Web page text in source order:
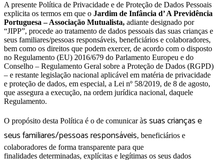
A presente Política de Privacidade e de Proteção de Dados Pessoais
explicita os termos em que o Jardim de Infância d’ A Previdência
Portuguesa – Associação Mutualista, adiante designado por
“JIPP”, procede ao tratamento de dados pessoais das suas crianças e
seus familiares/pessoas responsáveis, beneficiários e colaboradores,
bem como os direitos que podem exercer, de acordo com o disposto
no Regulamento (EU) 2016/679 do Parlamento Europeu e do
Conselho – Regulamento Geral sobre a Proteção de Dados (RGPD)
– e restante legislação nacional aplicável em matéria de privacidade
e proteção de dados, em especial, a Lei nº 58/2019, de 8 de agosto,
que assegura a execução, na ordem jurídica nacional, daquele
Regulamento.
O propósito desta Política é o de comunicar às suas crianças e
seus familiares/pessoas responsáveis, beneficiários e
colaboradores de forma transparente para que
finalidades determinadas, explícitas e legítimas os seus dados